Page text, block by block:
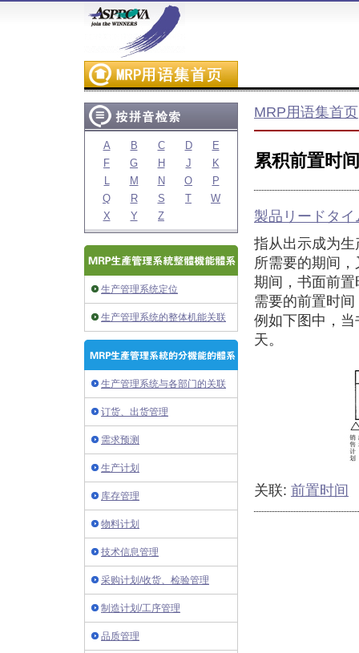
A B C D
E
F
G H J
K
L
M N O
P
Q
R S T
W
X
Y Z
生产管理系统定位
生产管理系统的整体机能关联
生产管理系统与各部门的关联
订货、出货管理
需求预测
生产计划
库存管理
物料计划
技术信息管理
采购计划/收货、检验管理
制造计划/工序管理
品质管理
MRP用语集首页
累积前置时间
製品リードタイ
指从出示成为
所需要的期间
期间，书面前
需要的前置时
例如下图中，
天。
关联: 前置时间